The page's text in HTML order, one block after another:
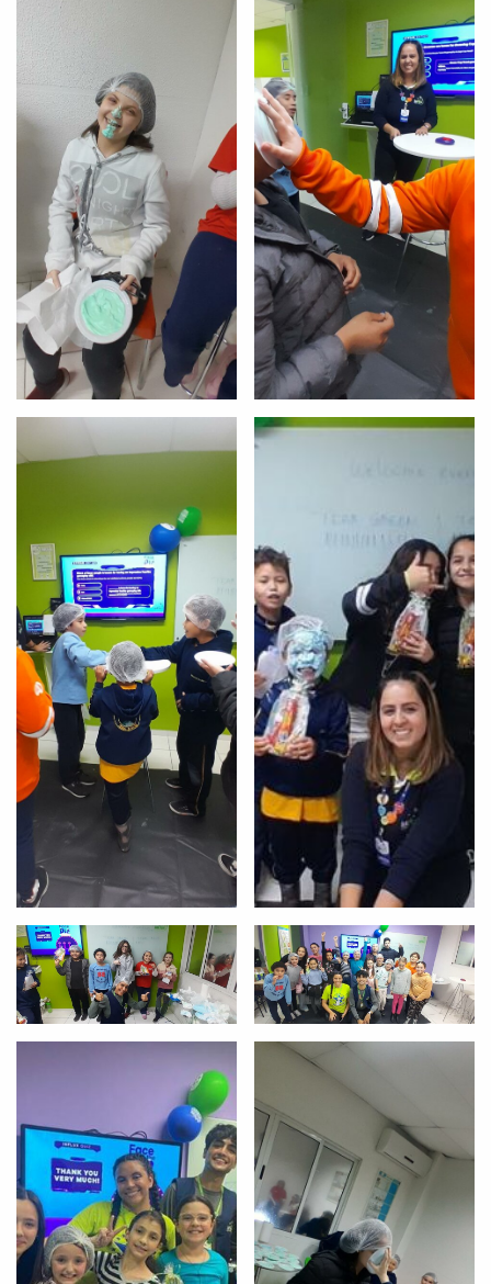
Você é aluno inFlux?
Sim
VOLTAR